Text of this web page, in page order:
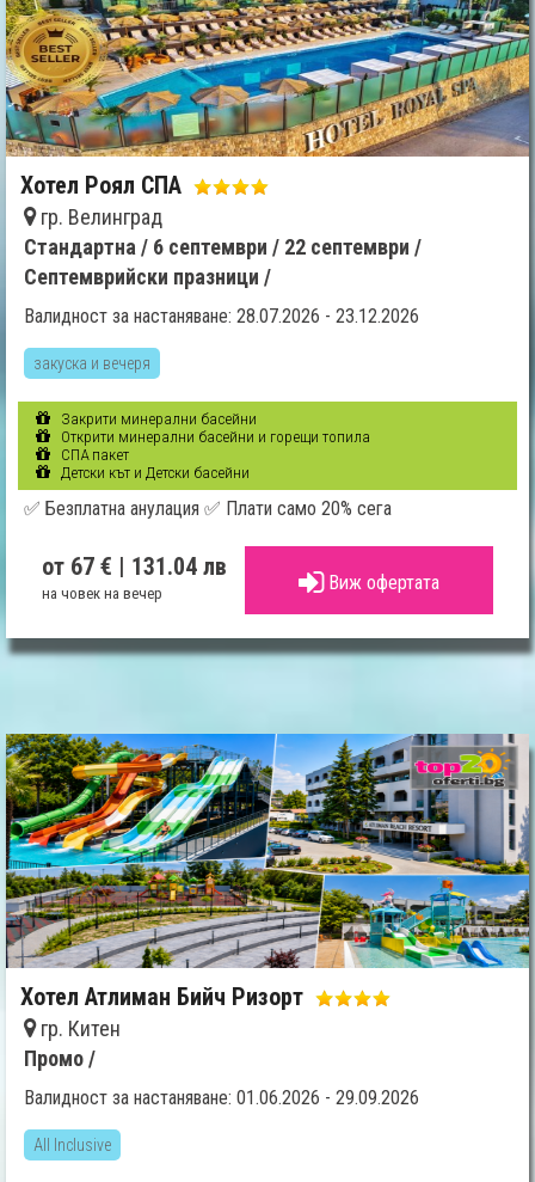
Хотел Роял СПА
гр. Велинград
Стандартна / 6 септември / 22 септември /
Септемврийски празници /
Валидност за настаняване: 28.07.2026 - 23.12.2026
закуска и вечеря
Закрити минерални басейни
Открити минерални басейни и горещи топила
СПА пакет
Детски кът и Детски басейни
✅ Безплатна анулация ✅ Плати само 20% сега
от 67 € | 131.04 лв
на човек на вечер Виж офертата
Хотел Атлиман Бийч Ризорт
гр. Китен
Промо /
Валидност за настаняване: 01.06.2026 - 29.09.2026
All Inclusive